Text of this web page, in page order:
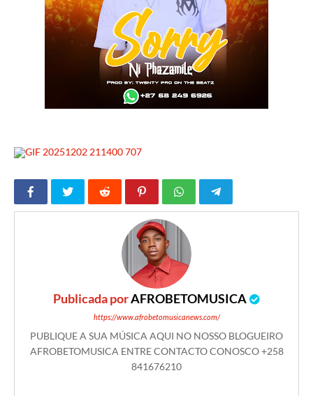
Publicada porAFROBETOMUSICA
https://www.afrobetomusicanews.com/
PUBLIQUE A SUA MÚSICA AQUI NO NOSSO BLOGUEIRO
AFROBETOMUSICA ENTRE CONTACTO CONOSCO +258
841676210